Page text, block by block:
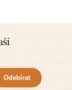
Odebírat